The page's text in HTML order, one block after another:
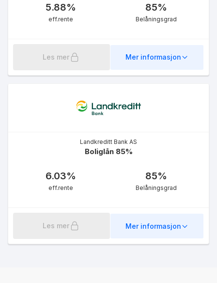
5.88%
eff.rente
85%
Belåningsgrad
Les mer Mer informasjon
Landkreditt Bank AS
Boliglån 85%
6.03%
eff.rente
85%
Belåningsgrad
Les mer Mer informasjon